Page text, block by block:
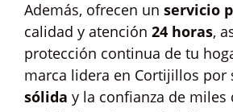
Además, ofrecen un servicio
calidad y atención 24 horas,
protección continua de tu
marca lidera en Cortijillos por
sólida y la confianza de miles